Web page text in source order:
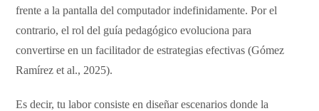
frente a la pantalla del computador indefinidamente. Por el
contrario, el rol del guía pedagógico evoluciona para
convertirse en un facilitador de estrategias efectivas (Gómez
Ramírez et al., 2025).
Es decir, tu labor consiste en diseñar escenarios donde la